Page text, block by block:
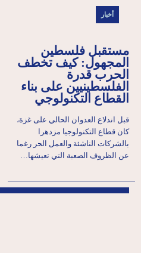
أخبار
مستقبل فلسطين
المجهول: كيف تخطف
الحرب قدرة
الفلسطينيين على بناء
القطاع التكنولوجي
قبل اندلاع العدوان الحالي على غزة،
كان قطاع التكنولوجيا مزدهرا
بالشركات الناشئة والعمل الحر رغما
عن الظروف الصعبة التي تعيشها…